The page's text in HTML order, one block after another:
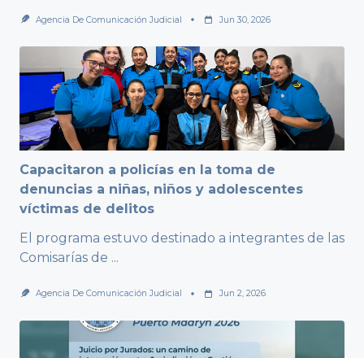
Agencia De Comunicación Judicial Jun 30, 2026
Capacitaron a policías en la toma de
denuncias a niñas, niños y adolescentes
víctimas de delitos
El programa estuvo destinado a integrantes de las
Comisarías de ...
Agencia De Comunicación Judicial Jun 2, 2026